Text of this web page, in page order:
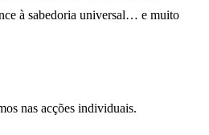
à sabedoria universal… e muito
nas acções individuais.